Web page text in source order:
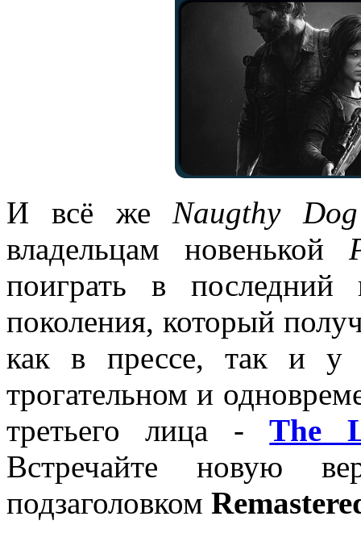
И всё жеNaugthy Dog
владельцам новенькой
поиграть в последний
поколения, который
как в прессе, так и у
трогательном и
третьего лица -The
Встречайте новую
подзаголовком